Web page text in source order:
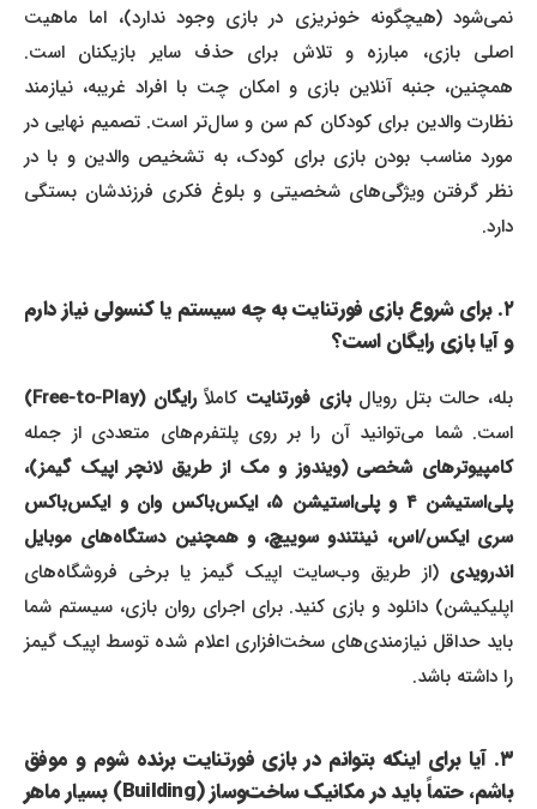
نمی‌شود (هیچگونه خونریزی در بازی وجود ندارد)، اما ماهیت
اصلی بازی، مبارزه و تلاش برای حذف سایر بازیکنان است.
همچنین، جنبه آنلاین بازی و امکان چت با افراد غریبه، نیازمند
نظارت والدین برای کودکان کم سن و سال‌تر است. تصمیم نهایی در
مورد مناسب بودن بازی برای کودک، به تشخیص والدین و با در
نظر گرفتن ویژگی‌های شخصیتی و بلوغ فکری فرزندشان بستگی
دارد.
۲. برای شروع بازی فورتنایت به چه سیستم یا کنسولی نیاز دارم
و آیا بازی رایگان است؟
بله، حالت بتل رویالبازی فورتنایتکاملاًرایگان (Free-to-Play)
است. شما می‌توانید آن را بر روی پلتفرم‌های متعددی از جمله
کامپیوترهای شخصی (ویندوز و مک از طریق لانچر اپیک گیمز)،
پلی‌استیشن ۴ و پلی‌استیشن ۵، ایکس‌باکس وان و ایکس‌باکس
سری ایکس/اس، نینتندو سوییچ، و همچنین دستگاه‌های موبایل
اندرویدی(از طریق وب‌سایت اپیک گیمز یا برخی فروشگاه‌های
اپلیکیشن) دانلود و بازی کنید. برای اجرای روان بازی، سیستم شما
باید حداقل نیازمندی‌های سخت‌افزاری اعلام شده توسط اپیک گیمز
را داشته باشد.
۳. آیا برای اینکه بتوانم در بازی فورتنایت برنده شوم و موفق
باشم، حتماً باید در مکانیک ساخت‌وساز (Building) بسیار ماهر